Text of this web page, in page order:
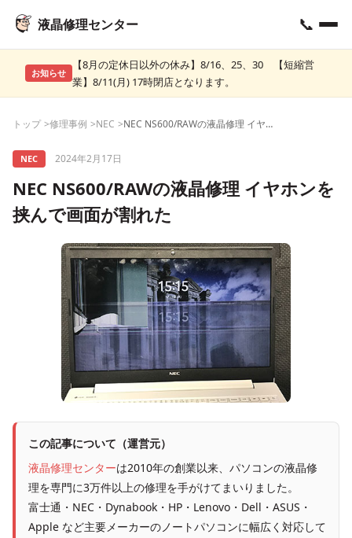
液晶修理センター 📞
お知らせ
【8月の定休日以外の休み】8/16、25、30 【短縮営
業】8/11(月) 17時閉店となります。
トップ 修理事例 NEC NEC NS600/RAWの液晶修理 イヤホンを挟んで画面が割れた
NEC 2024年2月17日
NEC NS600/RAWの液晶修理 イヤホンを
挟んで画面が割れた
この記事について（運営元）
液晶修理センターは2010年の創業以来、パソコンの液晶修
理を専門に3万件以上の修理を手がけてまいりました。
富士通・NEC・Dynabook・HP・Lenovo・Dell・ASUS・
Apple など主要メーカーのノートパソコンに幅広く対応して